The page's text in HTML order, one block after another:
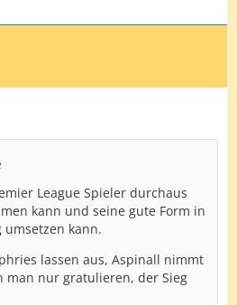
League Spieler durchaus
kann und seine gute Form in
umsetzen kann.
lassen aus, Aspinall nimmt
man nur gratulieren, der Sieg